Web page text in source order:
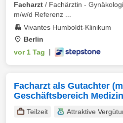
Facharzt / Fachärztin -
m/w/d Referenz ...
Vivantes Humboldt-Klinikum
Berlin
vor 1 Tag
Facharzt als Gutachter
Geschäftsbereich Medizin
Teilzeit Attraktive